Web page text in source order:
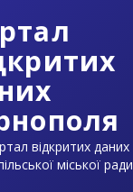
відкритих даних
міської ради